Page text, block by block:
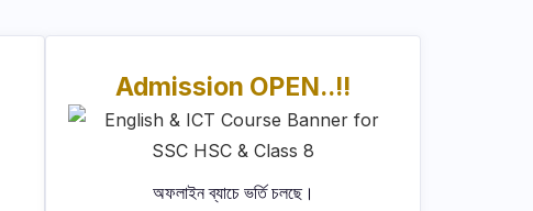
Admission OPEN..!!
অফলাইন ব্যাচে ভর্তি চলছে।